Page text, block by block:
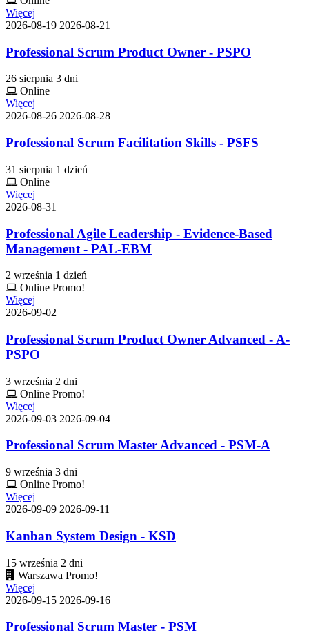
Więcej
2026-08-19 2026-08-21
Professional Scrum Product Owner - PSPO
26 sierpnia 3 dni
Online
Więcej
2026-08-26 2026-08-28
Professional Scrum Facilitation Skills - PSFS
31 sierpnia 1 dzień
Online
Więcej
2026-08-31
Professional Agile Leadership - Evidence-Based
Management - PAL-EBM
2 września 1 dzień
Online Promo!
Więcej
2026-09-02
Professional Scrum Product Owner Advanced - A-
PSPO
3 września 2 dni
Online Promo!
Więcej
2026-09-03 2026-09-04
Professional Scrum Master Advanced - PSM-A
9 września 3 dni
Online Promo!
Więcej
2026-09-09 2026-09-11
Kanban System Design - KSD
15 września 2 dni
Warszawa Promo!
Więcej
2026-09-15 2026-09-16
Professional Scrum Master - PSM